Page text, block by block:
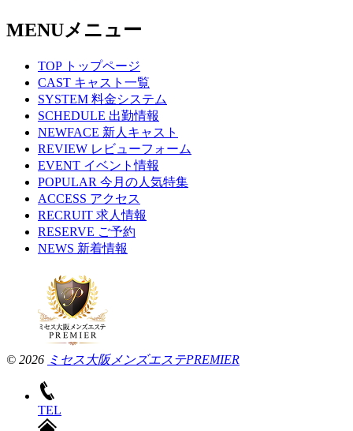
MENUメニュー
TOP トップページ
CAST キャスト一覧
SYSTEM 料金システム
SCHEDULE 出勤情報
NEWFACE 新人キャスト
REVIEW レビューフォーム
EVENT イベント情報
POPULAR 今月の人気特集
ACCESS アクセス
RECRUIT 求人情報
RESERVE ご予約
NEWS 新着情報
© 2026 ミセス大阪メンズエステPREMIER
TEL